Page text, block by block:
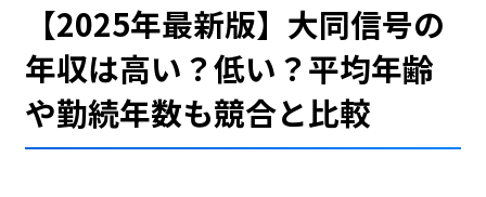
【2025年最新版】大同信号の
年収は高い？低い？平均年齢
や勤続年数も競合と比較